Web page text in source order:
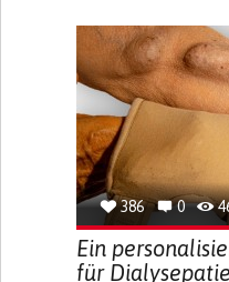
GENERAL AND FAMILY
PORTUGAL
386 0
Ein
für